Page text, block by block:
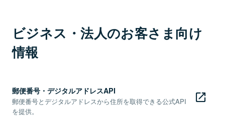
ビジネス・法人のお客さま向け
情報
郵便番号・デジタルアドレスAPI
郵便番号とデジタルアドレスから住所を取得できる公式API
を提供。